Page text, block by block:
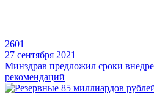
2601
27 сентября 2021
Минздрав предложил сроки
рекомендаций